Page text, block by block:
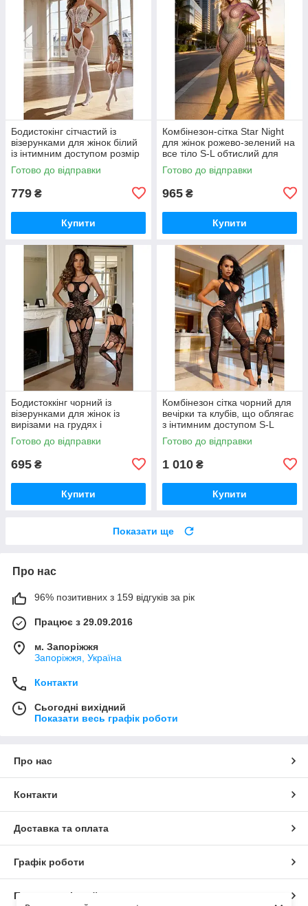
Бодистокінг сітчастий із
візерунками для жінок білий
із інтимним доступом розмір
S-L
Готово до відправки
779 ₴
Купити
Комбінезон-сітка Star Night
для жінок рожево-зелений на
все тіло S-L обтислий для
ефектного образу
Готово до відправки
965 ₴
Купити
Бодистоккінг чорний із
візерунками для жінок із
вирізами на грудях і
інтимним доступом S-L
Готово до відправки
695 ₴
Купити
Комбінезон сітка чорний для
вечірки та клубів, що облягає
з інтимним доступом S-L
Готово до відправки
1 010 ₴
Купити
Показати ще
Про нас
96% позитивних з 159 відгуків за рік
Працює з 29.09.2016
м. Запоріжжя
Запоріжжя, Україна
Контакти
Сьогодні вихідний
Показати весь графік роботи
Про нас
Контакти
Доставка та оплата
Графік роботи
Повна версія сайту